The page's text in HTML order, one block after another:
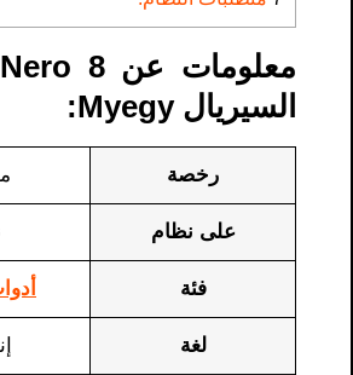
السيريال Myegy:
رخصة
على نظام
فئة
لغة